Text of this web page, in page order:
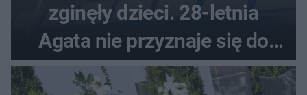
zginęły dzieci. 28-letnia
Agata nie przyznaje się do
winy